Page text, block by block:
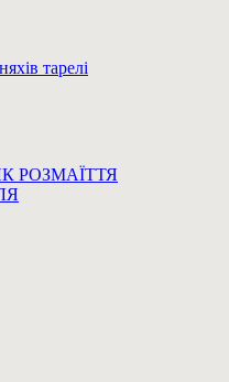
тарелі
РОЗМАЇТТЯ